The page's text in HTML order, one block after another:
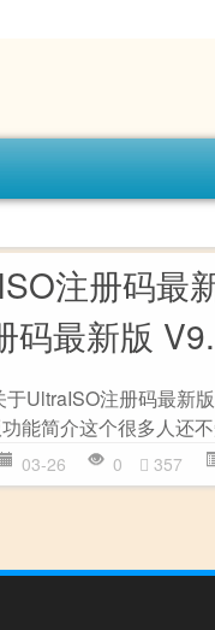
注册码最
码最新版
于UltraISO注册码最新
能简介这个很多人还
03-26 0 357